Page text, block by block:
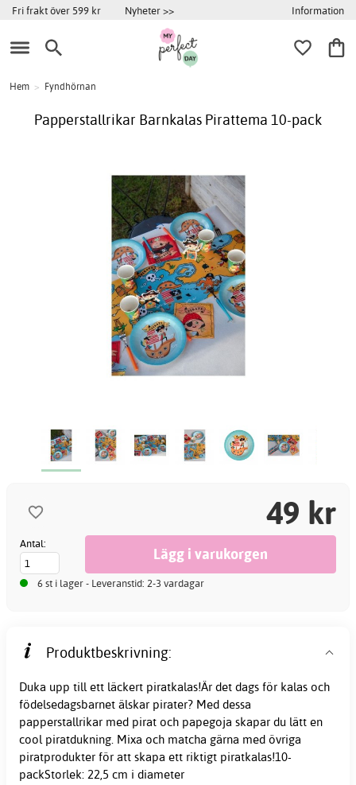
Fri frakt över 599 kr Nyheter >> Information
Hem > Fyndhörnan
Papperstallrikar Barnkalas Pirattema 10-pack
49 kr
Antal:
6 st i lager - Leveranstid: 2-3 vardagar
Produktbeskrivning:
Duka upp till ett läckert piratkalas!Är det dags för kalas och
födelsedagsbarnet älskar pirater? Med dessa
papperstallrikar med pirat och papegoja skapar du lätt en
cool piratdukning. Mixa och matcha gärna med övriga
piratprodukter för att skapa ett riktigt piratkalas!10-
packStorlek: 22,5 cm i diameter